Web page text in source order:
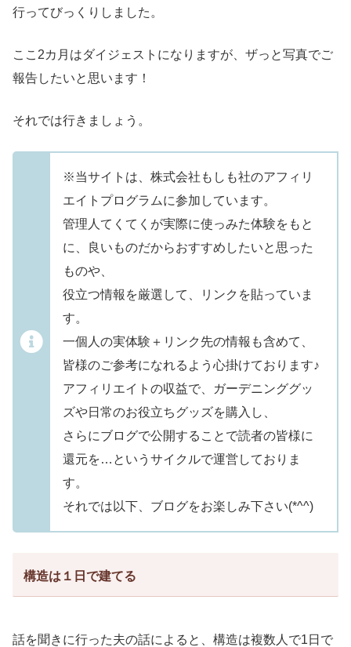
行ってびっくりしました。
ここ2カ月はダイジェストになりますが、ザっと写真でご
報告したいと思います！
それでは行きましょう。
※当サイトは、株式会社もしも社のアフィリ
エイトプログラムに参加しています。
管理人てくてくが実際に使っみた体験をもと
に、良いものだからおすすめしたいと思った
ものや、
役立つ情報を厳選して、リンクを貼っていま
す。
一個人の実体験＋リンク先の情報も含めて、
皆様のご参考になれるよう心掛けております♪
アフィリエイトの収益で、ガーデニンググッ
ズや日常のお役立ちグッズを購入し、
さらにブログで公開することで読者の皆様に
還元を…というサイクルで運営しておりま
す。
それでは以下、ブログをお楽しみ下さい(*^^)
構造は１日で建てる
話を聞きに行った夫の話によると、構造は複数人で1日で